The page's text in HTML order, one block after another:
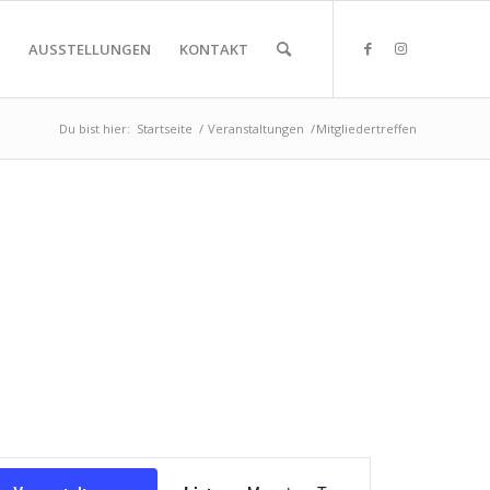
AUSSTELLUNGEN KONTAKT
Du bist hier: Startseite / Veranstaltungen /Mitgliedertreffen